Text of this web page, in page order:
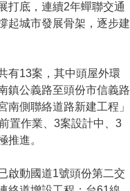
打底，連續2年蟬聯交通
起城市發展骨架，逐步建
有13案，其中頭屋外環
鎮公義路至頭份市信義路
南側聯絡道路新建工程」
置作業、3案設計中、3
推進。
啟動國道1號頭份第二交